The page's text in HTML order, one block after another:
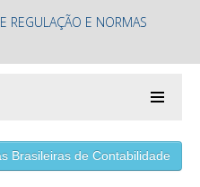
REGULAÇÃO E NORMAS
Brasileiras de Contabilidade